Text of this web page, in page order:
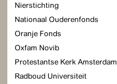
Nierstichting
Nationaal Ouderenfonds
Oranje Fonds
Oxfam Novib
Protestantse Kerk Amsterdam
Radboud Universiteit